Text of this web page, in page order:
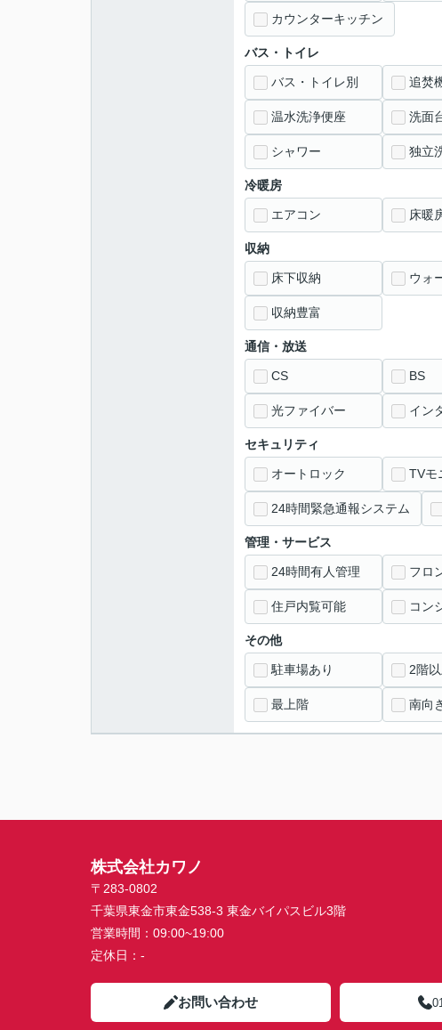
カウンターキッチン
バス・トイレ
バス・トイレ別 追焚
温水洗浄便座 洗面
シャワー 独立
冷暖房
エアコン 床暖
収納
床下収納 ウォ
収納豊富
通信・放送
CS BS
光ファイバー イン
セキュリティ
オートロック TVモ
24時間緊急通報システム
管理・サービス
24時間有人管理 フロ
住戸内覧可能 コン
その他
駐車場あり 2階
最上階 南向
株式会社カワノ
〒283-0802
千葉県東金市東金538-3 東金バイパスビル3階
営業時間： 09:00~19:00
定休日： -
お問い合わせ